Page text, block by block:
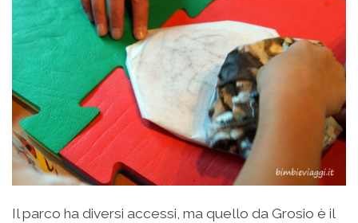
Il parco ha diversi accessi, ma quello da Grosio è il